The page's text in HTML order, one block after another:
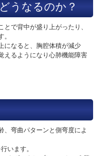
うなるのか？
で背中が盛り上がったり、
になると、胸腔体積が減少
えるようになり心肺機能障害
、弯曲パターンと側弯度によ
います。